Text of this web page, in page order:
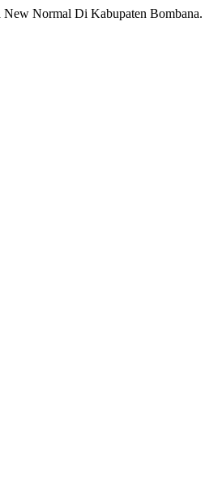
Normal Di Kabupaten Bombana.